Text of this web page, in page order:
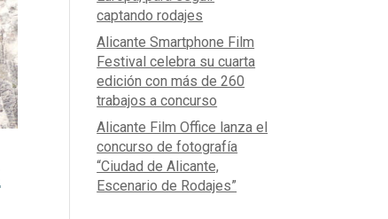
captando rodajes
Alicante Smartphone Film
Festival celebra su cuarta
edición con más de 260
trabajos a concurso
Alicante Film Office lanza el
concurso de fotografía
“Ciudad de Alicante,
Escenario de Rodajes”